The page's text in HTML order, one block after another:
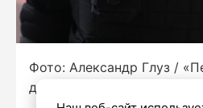
Фото: Александр Глуз /
дневник»